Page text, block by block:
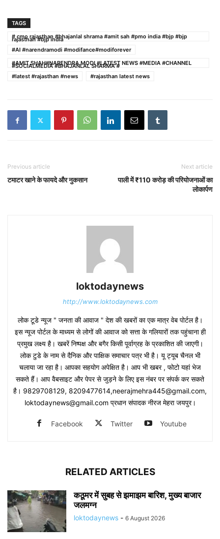
TAGS
# cmo rajasthan #bhajanlal shrama #amit sah #pmo india #bjp #bjp
rajasthan #bjp india
#AI #narendramodi #modifance#modiforever
#AMIT SHAH#NARENDRA MODI #LATEST NEWS #MEDIA #CHANNEL
#SOCIALMEDIA #BHAJANLAL SHARMA #
#latest #rajasthan #news
#rajasthan latest news
Previous article
टमाटर खाने के फायदे और नुकसान
Next article
पाली में ₹110 करोड़ की परियोजनाओं का
लोकार्पण
loktodaynews
http://www.loktodaynews.com
लोक टूडे न्यूज " जनता की आवाज " देश की खबरों का एक मात्र वेब पोर्टल है।
इस न्यूज पोर्टल के माध्यम से लोगों की आवाज को सत्ता के गलियारों तक पहुंचाना ही
प्रमुख लक्ष्य है। खबरें निष्पक्ष और बगैर किसी पूर्वाग्रह के प्रकाशित की जाएगी।
लोक टुडे के नाम से दैनिक और पाक्षिक समाचार पत्र भी है। यू ट्यूब चैनल भी
चलाया जा रहा है। आपका सहयोग अपेक्षित है। आप भी खबर , फोटो यहां भेज
सकते हैं। आप वैबसाइट और पेपर से जुड़ने के लिए इस नंबर पर संपर्क कर सकते
है। 9829708129, 8209477614,neerajmehra445@gmail.com,
loktodaynews@gmail.com प्रधान संपादक नीरज मेहरा जयपुर।
Facebook Twitter Youtube
RELATED ARTICLES
कठूमर में सुबह से झमाझम बारिश, मुख्य बाजार
जलमग्न
loktodaynews - 6 August 2026